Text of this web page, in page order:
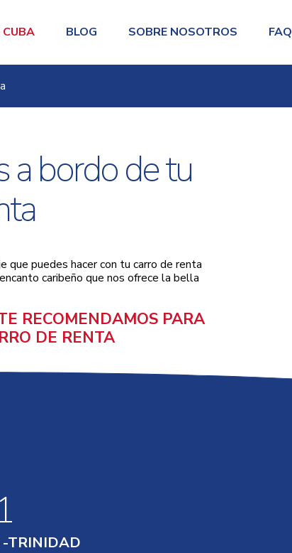
CUBA BLOG SOBRE NOSOTROS FAQ
a bordo de tu
puedes hacer con tu carro de renta
caribeño que nos ofrece la bella
RECOMENDAMOS PARA
DE RENTA
-TRINIDAD